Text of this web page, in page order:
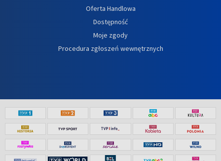
Oferta Handlowa
Dostępność
Moje zgody
Procedura zgłoszeń wewnętrznych